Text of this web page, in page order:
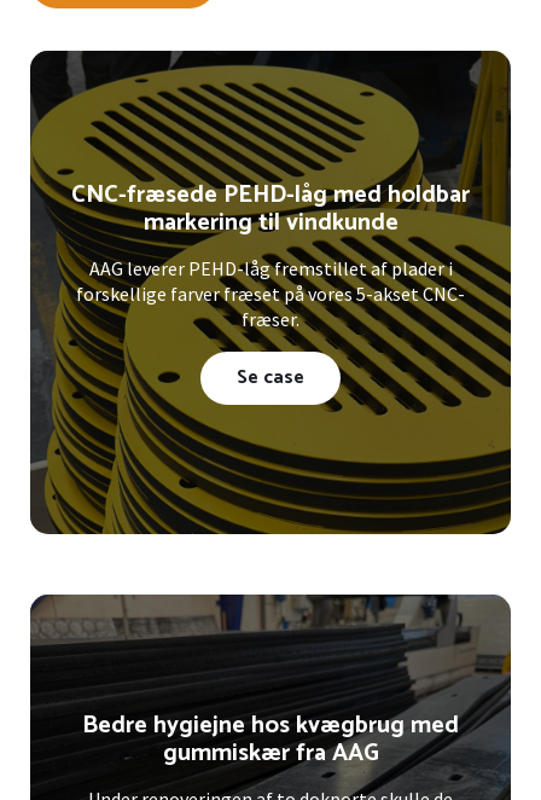
CNC-fræsede PEHD-låg med holdbar
markering til vindkunde
AAG leverer PEHD-låg fremstillet af plader i
forskellige farver fræset på vores 5-akset CNC-
fræser.
Se case
Bedre hygiejne hos kvægbrug med
gummiskær fra AAG